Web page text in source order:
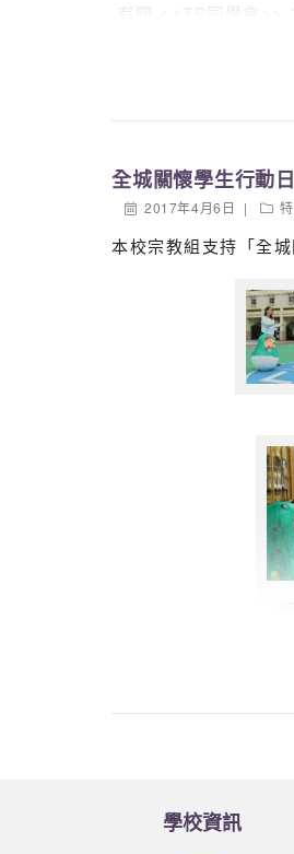
有關 <<TP同學會>>
〝校園新鮮事，等我
全城關懷學生行動日
2017年4月6日
本校宗教組支持「全
學校資訊